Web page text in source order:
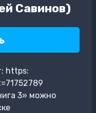
Савинов)
https:
3» можно